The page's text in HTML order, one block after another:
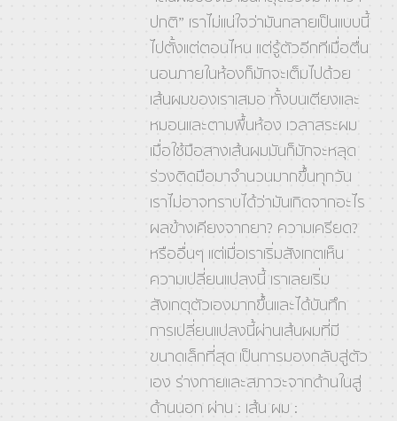
ปกติ” เราไม่แน่ใจว่ามันกลายเป็นแบบนี้
ไปตั้งแต่ตอนไหน แต่รู้ตัวอีกทีเมื่อตื่น
นอนภายในห้องก็มักจะเต็มไปด้วย
เส้นผมของเราเสมอ ทั้งบนเตียงและ
หมอนและตามพื้นห้อง เวลาสระผม
เมื่อใช้มือสางเส้นผมมันก็มักจะหลุด
ร่วงติดมือมาจำนวนมากขึ้นทุกวัน
เราไม่อาจทราบได้ว่ามันเกิดจากอะไร
ผลข้างเคียงจากยา? ความเครียด?
หรืออื่นๆ แต่เมื่อเราเริ่มสังเกตเห็น
ความเปลี่ยนแปลงนี้ เราเลยเริ่ม
สังเกตุตัวเองมากขึ้นและได้บันทึก
การเปลี่ยนแปลงนี้ผ่านเส้นผมที่มี
ขนาดเล็กที่สุด เป็นการมองกลับสู่ตัว
เอง ร่างกายและสภาวะจากด้านในสู่
ด้านนอก ผ่าน : เส้น ผม :